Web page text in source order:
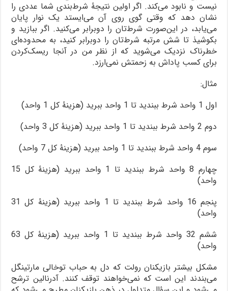
نیست و نابود می‌کند. اگر اولین نتیجۀ شرط‌بندی شما عددی را
نشان دهد که وقتی گوی روی آن می‌ایستد یک نوار پایان
می‌یابد، در این‌صورت شرط‌تان را دوبرابر می‌کنید. اگر ببازید و
بکوشیذ تا شش مرتبه شرط‌تان را دوبرابر کنید، به محدوده‌ای
خطرناک نزدیک می‌شوید که از نظر من در آنجا ریسک‌کردن
برای کسب پاداش به زحمتش نمی‌ارزد.
مثال:
اول 1 واحد شرط ببندید تا 1 واحد ببرید (هزینۀ کل 1 واحد)
دوم 2 واحد شرط ببندید تا 1 واحد ببرید (هزینۀ کل 3 واحد)
سوم 4 واحد شرط ببندید تا 1 واحد ببرید (هزینۀ کل 7 واحد)
چهارم 8 واحد شرط ببندید تا 1 واحد ببرید (هزینۀ کل 15
واحد)
پنجم 16 واحد شرط ببندید تا 1 واحد ببرید (هزینۀ کل 31
واحد)
ششم 32 واحد شرط ببندید تا 1 واحد ببرید (هزینۀ کل 63
واحد)
مشکل بیشتر بازیکنان رولت که دل به حباب توخالی مارتینگل
می‌بندند این است که نمی‌خواهند توقف کنند. آدرنالین ترشح